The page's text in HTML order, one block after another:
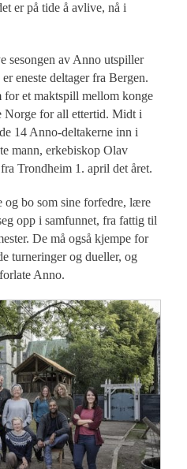
er på tide å avlive, nå i
sesongen av Anno utspiller
eneste deltager fra Bergen.
for et maktspill mellom konge
Norge for all ettertid. Midt i
14 Anno-deltakerne inn i
mann, erkebiskop Olav
Trondheim 1. april det året.
og bo som sine forfedre, lære
opp i samfunnet, fra fattig til
De må også kjempe for
turneringer og dueller, og
Anno.